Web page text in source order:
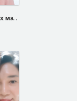
Жасинтагын сартгар арилгах мэс засал